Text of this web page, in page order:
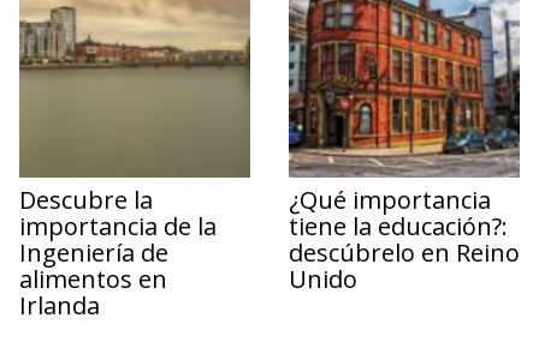
Descubre la
importancia de la
Ingeniería de
alimentos en
Irlanda
¿Qué importancia
tiene la educación?:
descúbrelo en Reino
Unido